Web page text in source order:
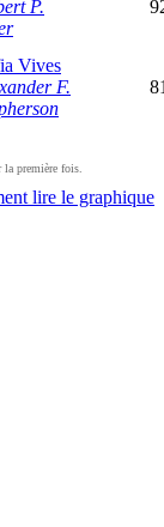
P.
Vives
F.
première fois.
lire le graphique